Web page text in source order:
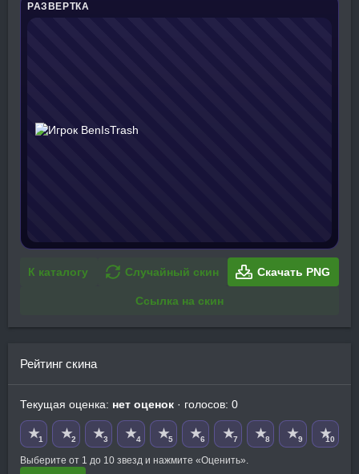
РАЗВЕРТКА
К каталогу Случайный скин Скачать PNG
Ссылка на скин
Рейтинг скина
Текущая оценка: нет оценок · голосов: 0
★1 ★2 ★3 ★4 ★5 ★6 ★7 ★8 ★9 ★10
Выберите от 1 до 10 звезд и нажмите «Оценить».